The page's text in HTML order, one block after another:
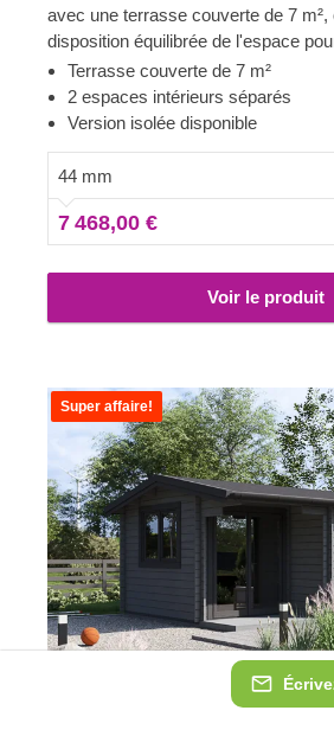
avec une terrasse couverte de 7 m²,
disposition équilibrée de l'espace
l'intérieur comme à l'extérieur. Si
recherche d'un abri de style
qui ne surchargera pas votre jardin
celui qu'il vous faut. Pour votre plus
version isolée de ce modèle est
Terrasse couverte de 7 m²
2 espaces intérieurs séparés
Version isolée disponible
44 mm
7 468,00 €
Voir le produit
Super affaire!